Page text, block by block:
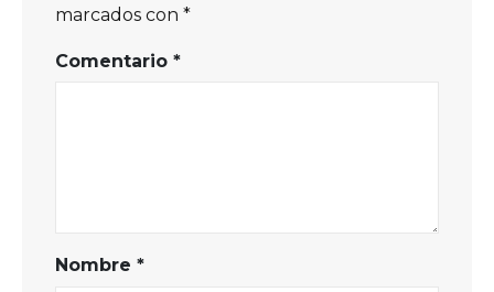
marcados con *
Comentario *
Nombre *